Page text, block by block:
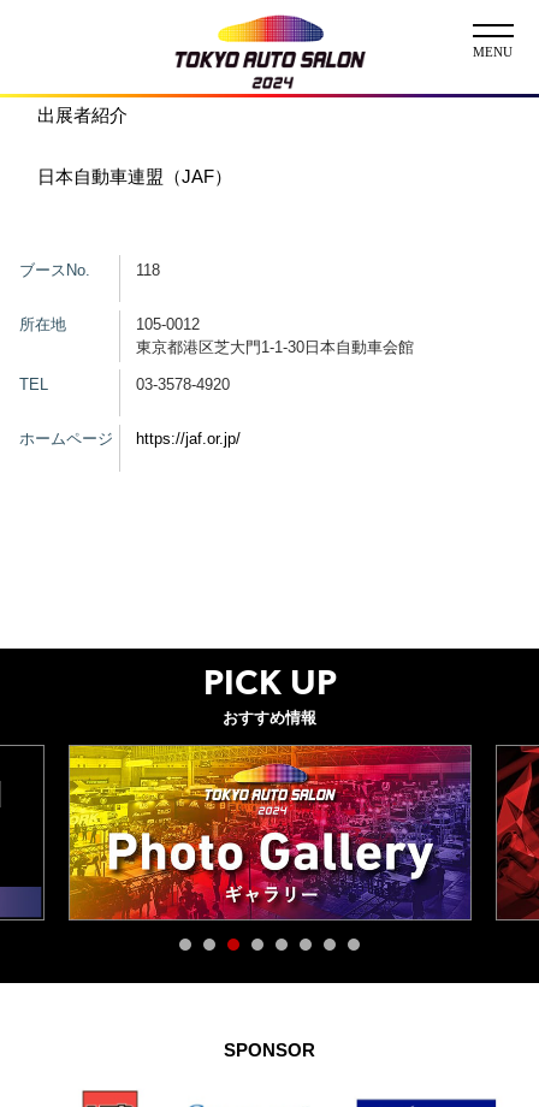
チケット
イベント
コンテスト
出展者
出展者一覧
展示車両一覧
会場アクセス
出展者紹介
日本自動車連盟（JAF）
ブースNo. 118
所在地
105-0012
東京都港区芝大門1-1-30日本自動車会館
TEL 03-3578-4920
ホームページ https://jaf.or.jp/
PICK UP
おすすめ情報
SPONSOR